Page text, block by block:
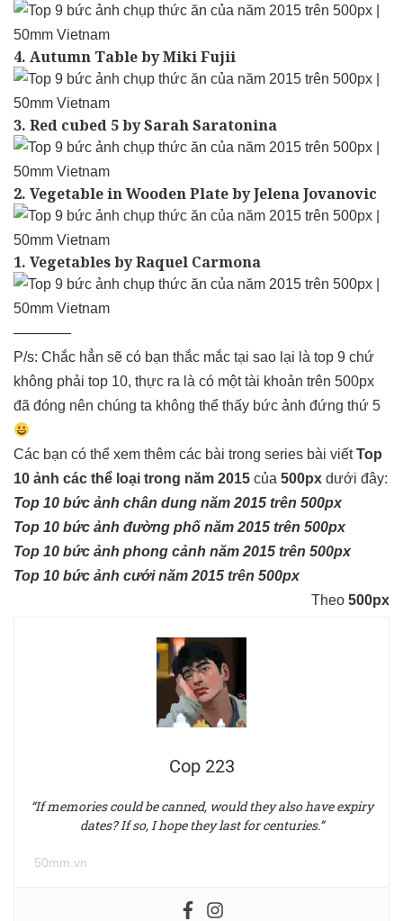
4. Autumn Table by Miki Fujii
3. Red cubed 5 by Sarah Saratonina
2. Vegetable in Wooden Plate by Jelena Jovanovic
1. Vegetables by Raquel Carmona
————
P/s: Chắc hẳn sẽ có bạn thắc mắc tại sao lại là top 9 chứ
không phải top 10, thực ra là có một tài khoản trên 500px
đã đóng nên chúng ta không thể thấy bức ảnh đứng thứ 5
Các bạn có thể xem thêm các bài trong series bài viếtTop
10 ảnh các thể loại trong năm 2015 của 500px dưới đây:
Top 10 bức ảnh chân dung năm 2015 trên 500px
Top 10 bức ảnh đường phố năm 2015 trên 500px
Top 10 bức ảnh phong cảnh năm 2015 trên 500px
Top 10 bức ảnh cưới năm 2015 trên 500px
Theo 500px
Cop 223
“If memories could be canned, would they also have expiry
dates? If so, I hope they last for centuries.”
50mm.vn